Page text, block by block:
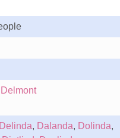
Delmont
Delinda, Dalanda, Dolinda,